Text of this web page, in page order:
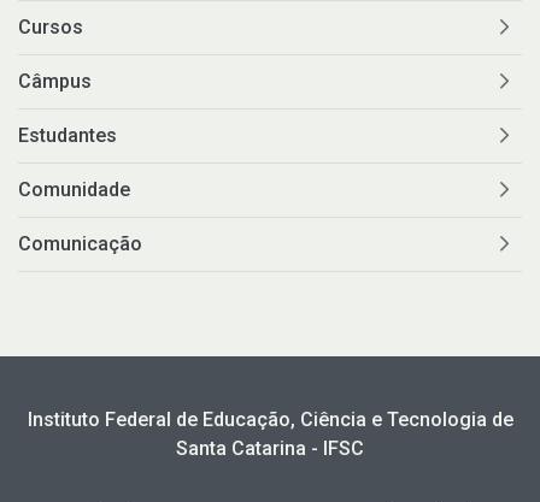
Cursos
Câmpus
Estudantes
Comunidade
Comunicação
Instituto Federal de Educação, Ciência e Tecnologia de
Santa Catarina - IFSC